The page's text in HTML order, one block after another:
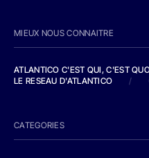
MIEUX NOUS CONNAITRE
ATLANTICO C'EST QUI, C'EST
LE RESEAU D'ATLANTICO
/
CATEGORIES